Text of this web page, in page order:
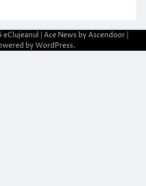
eClujeanul | Ace News by Ascendoor
by WordPress.